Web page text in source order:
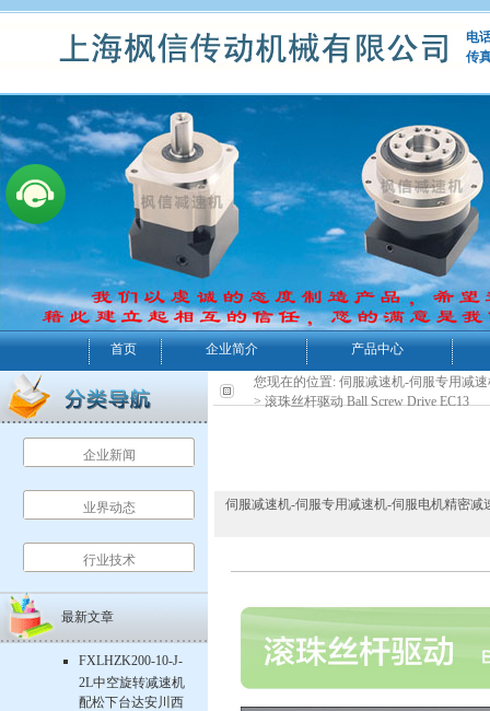
电
传
首页 企业简介 产品中心
企业新闻
业界动态
行业技术
最新文章
FXLHZK200-10-J-
2L中空旋转减速机
配松下台达安川西
您现在的位置: 伺服减速机-伺服专用减
> 滚珠丝杆驱动 Ball Screw Drive EC13
伺服减速机-伺服专用减速机-伺服电机精密减